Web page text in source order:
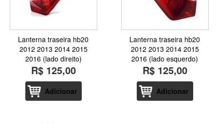
Lanterna traseira hb20
2012 2013 2014 2015
2016 (lado direito)
R$ 125,00
Adicionar
Lanterna traseira hb20
2012 2013 2014 2015
2016 (lado esquerdo)
R$ 125,00
Adicionar